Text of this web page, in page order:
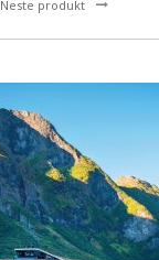
Neste produkt